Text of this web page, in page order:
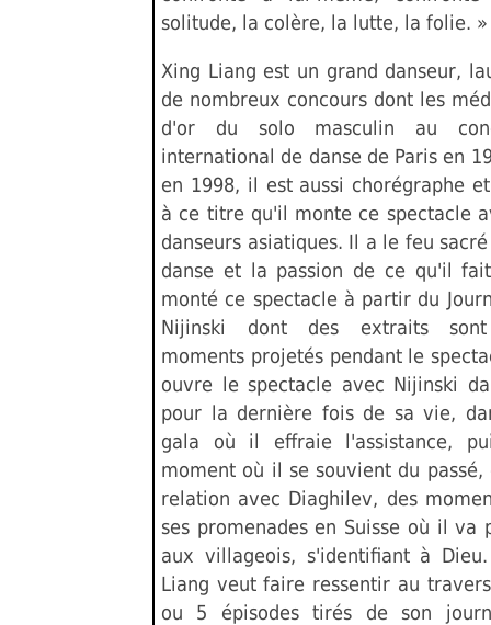
solitude, la colère, la lutte, la folie. »
Xing Liang est un grand danseur,
de nombreux concours dont les
d'or du solo masculin au
international de danse de Paris en
en 1998, il est aussi chorégraphe
à ce titre qu'il monte ce spectacle
danseurs asiatiques. Il a le feu
danse et la passion de ce qu'il
monté ce spectacle à partir du
Nijinski dont des extraits
moments projetés pendant le
ouvre le spectacle avec Nijinski
pour la dernière fois de sa vie,
gala où il effraie l'assistance,
moment où il se souvient du passé,
relation avec Diaghilev, des
ses promenades en Suisse où il va
aux villageois, s'identifiant à
Liang veut faire ressentir au
ou 5 épisodes tirés de son